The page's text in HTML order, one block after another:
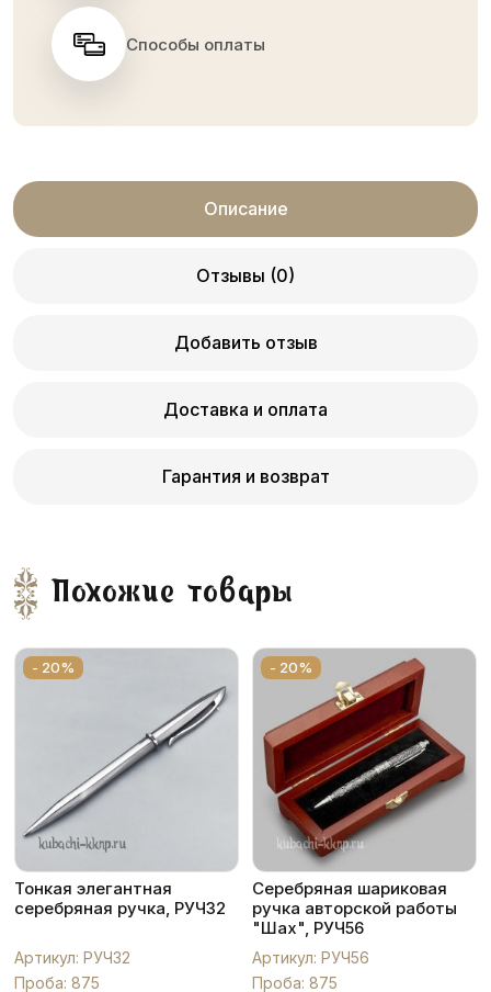
Способы оплаты
Описание
Отзывы (0)
Добавить отзыв
Доставка и оплата
Гарантия и возврат
Похожие товары
- 20%
Тонкая элегантная
серебряная ручка, РУЧ32
Артикул: РУЧ32
Проба: 875
- 20%
Серебряная шариковая
ручка авторской работы
"Шах", РУЧ56
Артикул: РУЧ56
Проба: 875